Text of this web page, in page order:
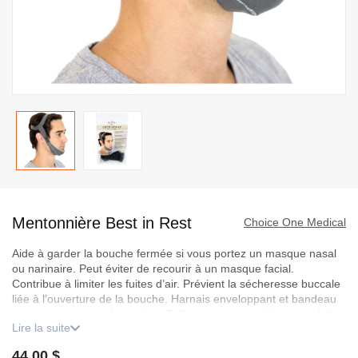
début
la
Galerie
d’images
Choice One Medical
Mentonnière Best in Rest
Aide à garder la bouche fermée si vous portez un masque nasal
ou narinaire. Peut éviter de recourir à un masque facial.
Contribue à limiter les fuites d’air. Prévient la sécheresse buccale
liée à l’ouverture de la bouche. Harnais enveloppant et bandeau
Lire la suite